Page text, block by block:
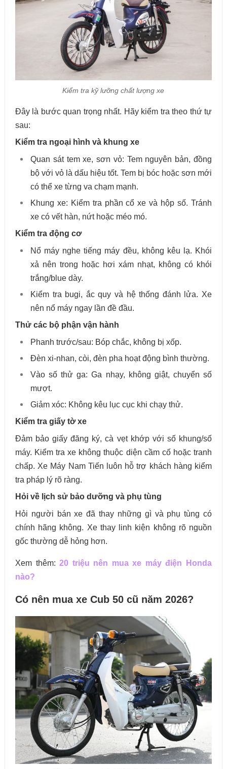
Kiểm tra kỹ lưỡng chất lượng xe
Đây là bước quan trọng nhất. Hãy kiểm tra theo thứ tự
sau:
Kiểm tra ngoại hình và khung xe
Quan sát tem xe, sơn vỏ: Tem nguyên bản, đồng
bộ với vỏ là dấu hiệu tốt. Tem bị bóc hoặc sơn mới
có thể xe từng va chạm mạnh.
Khung xe: Kiểm tra phần cổ xe và hộp số. Tránh
xe có vết hàn, nứt hoặc méo mó.
Kiểm tra động cơ
Nổ máy nghe tiếng máy đều, không kêu lạ. Khói
xả nên trong hoặc hơi xám nhạt, không có khói
trắng/blue dày.
Kiểm tra bugi, ắc quy và hệ thống đánh lửa. Xe
nên nổ máy ngay lần đề đầu.
Thử các bộ phận vận hành
Phanh trước/sau: Bóp chắc, không bị xốp.
Đèn xi-nhan, còi, đèn pha hoạt động bình thường.
Vào số thử ga: Ga nhạy, không giật, chuyển số
mượt.
Giảm xóc: Không kêu lục cục khi chạy thử.
Kiểm tra giấy tờ xe
Đảm bảo giấy đăng ký, cà vẹt khớp với số khung/số
máy. Kiểm tra xe không thuộc diện cầm cố hoặc tranh
chấp. Xe Máy Nam Tiến luôn hỗ trợ khách hàng kiểm
tra pháp lý rõ ràng.
Hỏi về lịch sử bảo dưỡng và phụ tùng
Hỏi người bán xe đã thay những gì và phụ tùng có
chính hãng không. Xe thay linh kiện không rõ nguồn
gốc thường dễ hỏng hơn.
Xem thêm:20 triệu nên mua xe máy điện Honda
nào?
Có nên mua xe Cub 50 cũ năm 2026?